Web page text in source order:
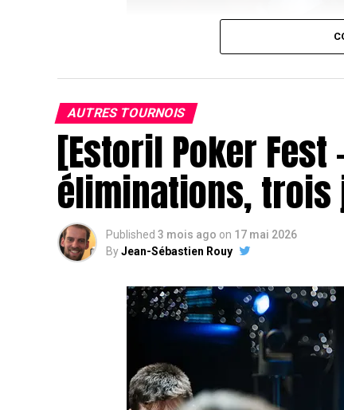
« Chotec » Mazerolle. Si ce dernier
adversaire, très compétent également,
Mais il n’en est rien !
Après 20 à 30 minutes, la main finale
pousser son adversaire à la faute
AUTRES TOURNOIS
[Estoril Poker Fest
éliminations,
Published 3 mois ago on 17 mai 2026
ByJean-Sébastien Rouy